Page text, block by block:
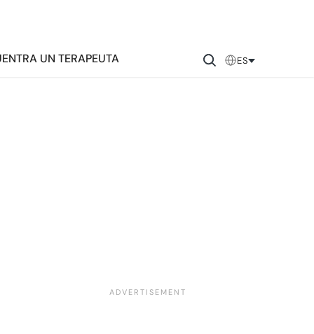
UN TERAPEUTA ES